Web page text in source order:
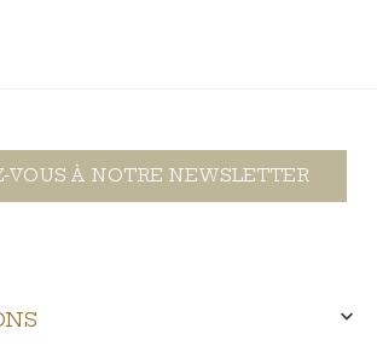
VOUS À NOTRE NEWSLETTER
